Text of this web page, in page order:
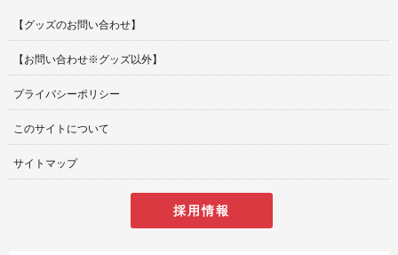
【グッズのお問い合わせ】
【お問い合わせ※グッズ以外】
プライバシーポリシー
このサイトについて
サイトマップ
採用情報